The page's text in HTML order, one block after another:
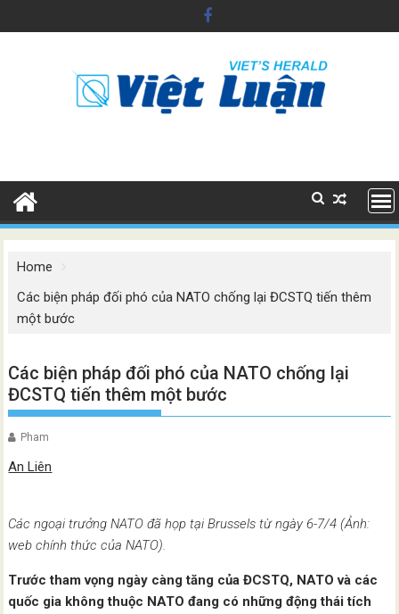
to
Home
Các biện pháp đối phó của NATO chống lại ĐCSTQ tiến thêm
một bước
Các biện pháp đối phó của NATO chống lại
ĐCSTQ tiến thêm một bước
Pham
An Liên
Các ngoại trưởng NATO đã họp tại Brussels từ ngày 6-7/4 (Ảnh:
web chính thức của NATO).
Trước tham vọng ngày càng tăng của ĐCSTQ, NATO và các
quốc gia không thuộc NATO đang có những động thái tích